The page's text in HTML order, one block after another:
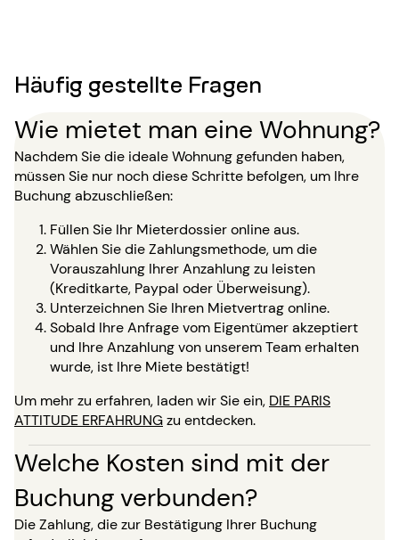
Häufig gestellte Fragen
Wie mietet man eine Wohnung?
Nachdem Sie die ideale Wohnung gefunden haben,
müssen Sie nur noch diese Schritte befolgen, um Ihre
Buchung abzuschließen:
Füllen Sie Ihr Mieterdossier online aus.
Wählen Sie die Zahlungsmethode, um die
Vorauszahlung Ihrer Anzahlung zu leisten
(Kreditkarte, Paypal oder Überweisung).
Unterzeichnen Sie Ihren Mietvertrag online.
Sobald Ihre Anfrage vom Eigentümer akzeptiert
und Ihre Anzahlung von unserem Team erhalten
wurde, ist Ihre Miete bestätigt!
Um mehr zu erfahren, laden wir Sie ein, DIE PARIS
ATTITUDE ERFAHRUNGzu entdecken.
Welche Kosten sind mit der
Buchung verbunden?
Die Zahlung, die zur Bestätigung Ihrer Buchung